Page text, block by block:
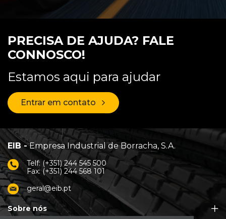
PRECISA DE AJUDA? FALE
CONNOSCO!
Estamos aqui para ajudar
Entrar em contato
EIB -Empresa Industrial de Borracha, S.A.
Telf: (+351) 244 545 500
Fax: (+351) 244 568 101
geral@eib.pt
Sobre nós